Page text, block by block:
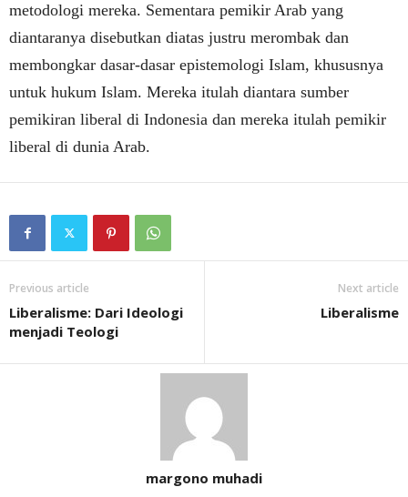
metodologi mereka. Sementara pemikir Arab yang
diantaranya disebutkan diatas justru merombak dan
membongkar dasar-dasar epistemologi Islam, khususnya
untuk hukum Islam. Mereka itulah diantara sumber
pemikiran liberal di Indonesia dan mereka itulah pemikir
liberal di dunia Arab.
Previous article
Liberalisme: Dari Ideologi
menjadi Teologi
Next article
Liberalisme
margono muhadi